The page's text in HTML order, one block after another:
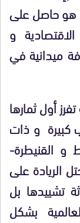
لكأس العالم 2010 ، و هو حاصل على
و
ميدانية في
أول ثمارها
كبيرة و ذات
و القنيطرة-
الريادة على
تشييدها بل
بشكل